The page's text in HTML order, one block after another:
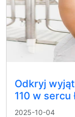
Odkryj
110 w sercu
2025-10-04